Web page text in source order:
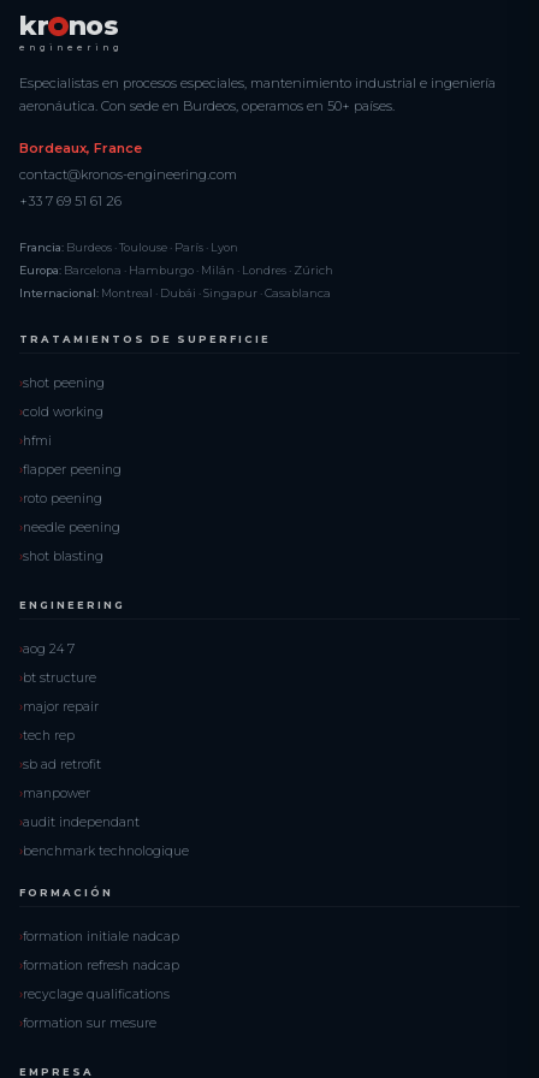
kr nos
engineering
Especialistas en procesos especiales, mantenimiento industrial e ingeniería
aeronáutica. Con sede en Burdeos, operamos en 50+ países.
Bordeaux, France
contact@kronos-engineering.com
+33 7 69 51 61 26
Francia: Burdeos · Toulouse · París · Lyon
Europa: Barcelona · Hamburgo · Milán · Londres · Zúrich
Internacional: Montreal · Dubái · Singapur · Casablanca
TRATAMIENTOS DE SUPERFICIE
shot peening
cold working
hfmi
flapper peening
roto peening
needle peening
shot blasting
ENGINEERING
aog 24 7
bt structure
major repair
tech rep
sb ad retrofit
manpower
audit independant
benchmark technologique
FORMACIÓN
formation initiale nadcap
formation refresh nadcap
recyclage qualifications
formation sur mesure
EMPRESA